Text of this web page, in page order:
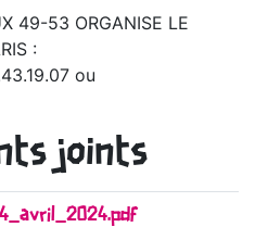
49-53 ORGANISE LE
:
ou
joints